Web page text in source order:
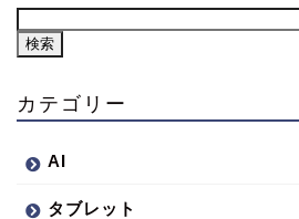
カテゴリー
AI
タブレット